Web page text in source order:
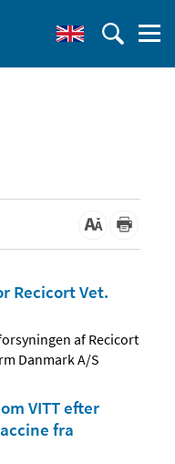
Recicort Vet.
af Recicort
Danmark A/S
VITT efter
fra